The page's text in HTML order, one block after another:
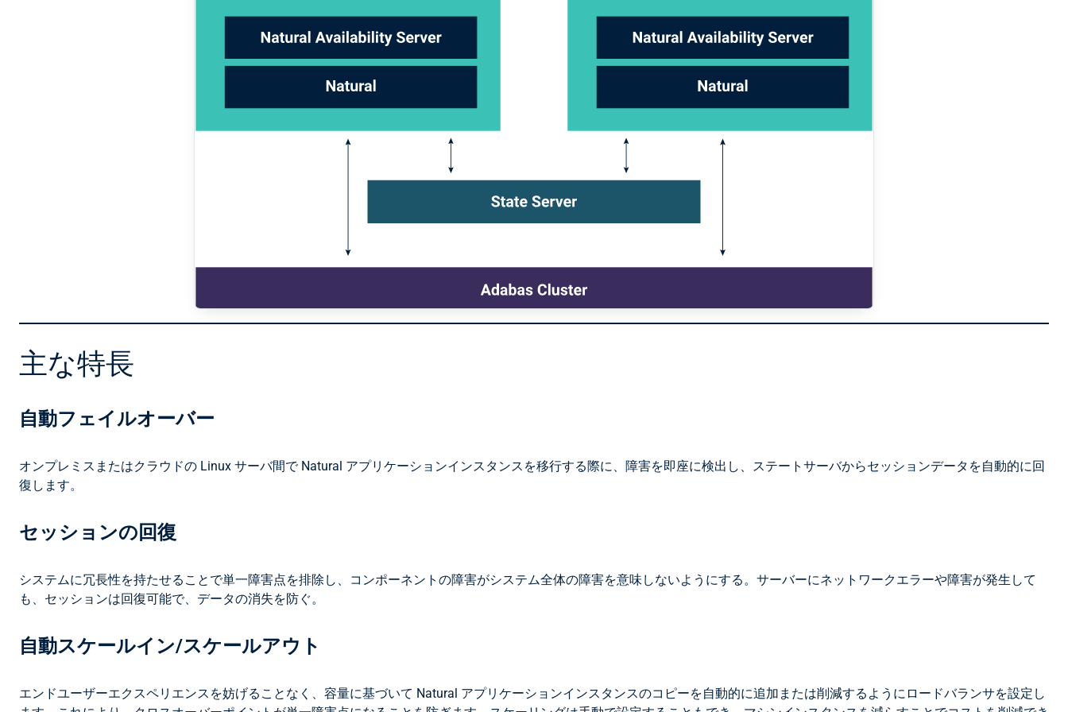
主な特長
自動フェイルオーバー
オンプレミスまたはクラウドの Linux サーバ間で Natural アプリケーションインスタンスを移行する際に、障害を即座に検出し、ステートサーバからセッションデータを自動的に回
復します。
セッションの回復
システムに冗長性を持たせることで単一障害点を排除し、コンポーネントの障害がシステム全体の障害を意味しないようにする。サーバーにネットワークエラーや障害が発生して
も、セッションは回復可能で、データの消失を防ぐ。
自動スケールイン/スケールアウト
エンドユーザーエクスペリエンスを妨げることなく、容量に基づいて Natural アプリケーションインスタンスのコピーを自動的に追加または削減するようにロードバランサを設定し